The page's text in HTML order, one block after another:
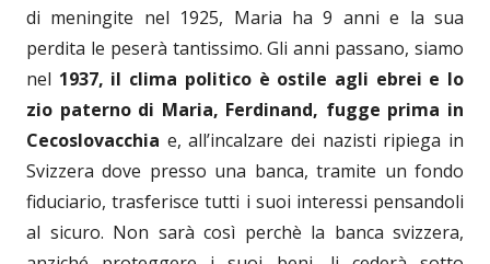
di meningite nel 1925, Maria ha 9 anni e la sua
perdita le peserà tantissimo. Gli anni passano, siamo
nel 1937, il clima politico è ostile agli ebrei e lo
zio paterno di Maria, Ferdinand, fugge prima in
Cecoslovacchia e, all’incalzare dei nazisti ripiega in
Svizzera dove presso una banca, tramite un fondo
fiduciario, trasferisce tutti i suoi interessi pensandoli
al sicuro. Non sarà così perchè la banca svizzera,